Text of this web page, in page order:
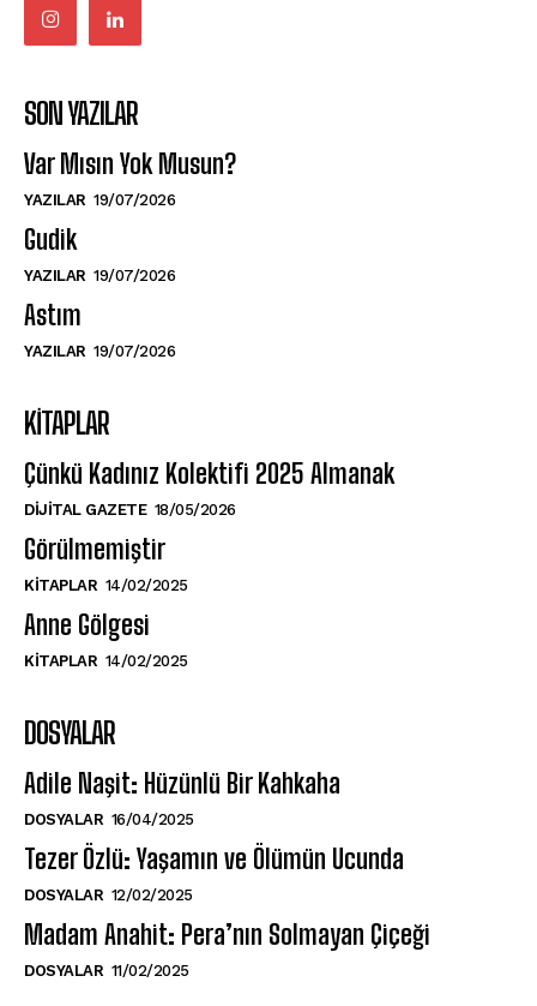
SON YAZILAR
Var Mısın Yok Musun?
YAZILAR 19/07/2026
Gudik
YAZILAR 19/07/2026
Astım
YAZILAR 19/07/2026
KITAPLAR
Çünkü Kadınız Kolektifi 2025 Almanak
DIJITAL GAZETE 18/05/2026
Görülmemiştir
KITAPLAR 14/02/2025
Anne Gölgesi
KITAPLAR 14/02/2025
DOSYALAR
Adile Naşit: Hüzünlü Bir Kahkaha
DOSYALAR 16/04/2025
Tezer Özlü: Yaşamın ve Ölümün Ucunda
DOSYALAR 12/02/2025
Madam Anahit: Pera’nın Solmayan Çiçeği
DOSYALAR 11/02/2025